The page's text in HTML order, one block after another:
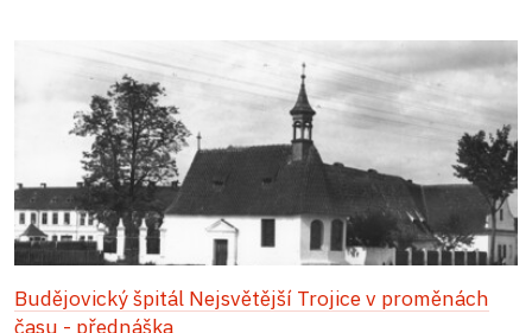
Budějovický špitál Nejsvětější Trojice v proměnách
času - přednáška